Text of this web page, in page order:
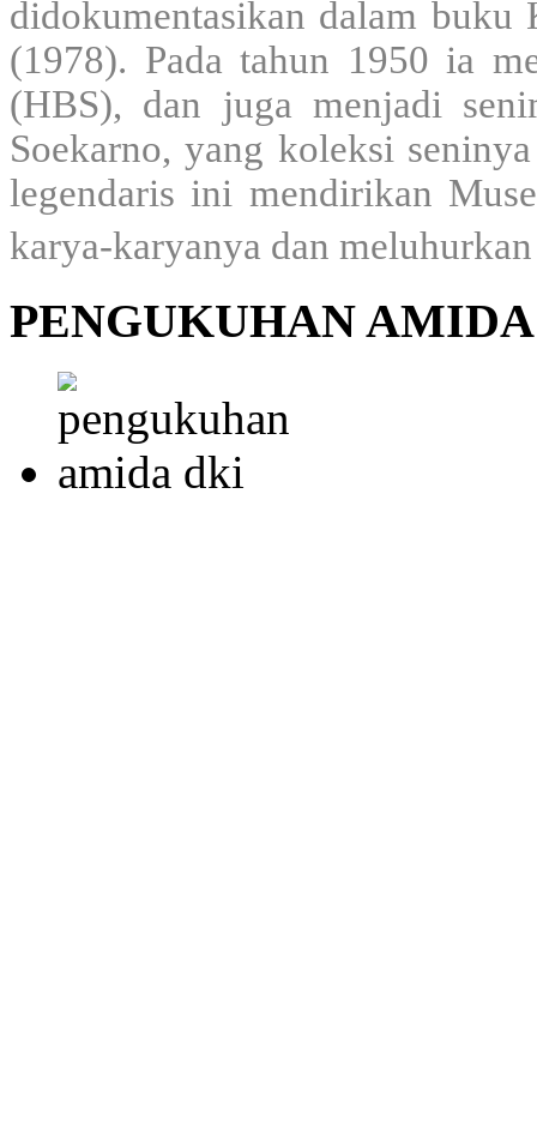
didokumentasikan dalam buku
(1978). Pada tahun 1950 ia
(HBS), dan juga menjadi
Soekarno, yang koleksi
legendaris ini mendirikan
karya-karyanya dan
PENGUKUHAN